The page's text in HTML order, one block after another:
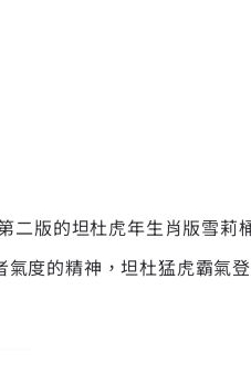
版的坦杜虎年生肖版雪莉
度的精神，坦杜猛虎霸氣